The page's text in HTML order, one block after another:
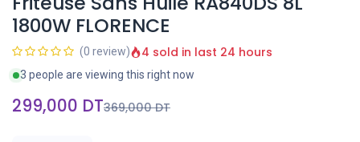
1800W FLORENCE
(0 review) 4 sold in last 24 hours
3 people are viewing this right now
299,000 DT369,000DT